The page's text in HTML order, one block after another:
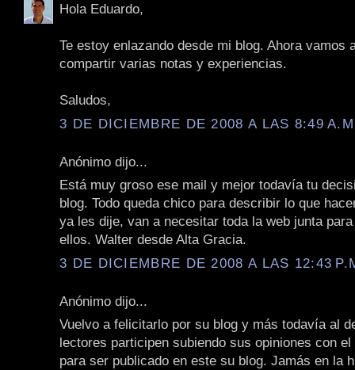
Hola Eduardo,
Te estoy enlazando desde mi blog. Ahora vamos
compartir varias notas y experiencias.
Saludos,
3 DE DICIEMBRE DE 2008 A LAS 8:49
Anónimo dijo...
Está muy groso ese mail y mejor todavía tu
blog. Todo queda chico para describir lo que
ya les dije, van a necesitar toda la web junta
ellos. Walter desde Alta Gracia.
3 DE DICIEMBRE DE 2008 A LAS 12:43
Anónimo dijo...
Vuelvo a felicitarlo por su blog y más todavía al
lectores participen subiendo sus opiniones con
para ser publicado en este su blog. Jamás en la